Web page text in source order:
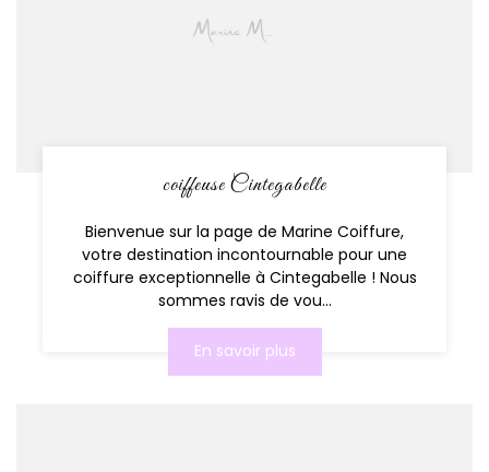
coiffeuse Cintegabelle
Bienvenue sur la page de Marine Coiffure,
votre destination incontournable pour une
coiffure exceptionnelle à Cintegabelle ! Nous
sommes ravis de vou...
En savoir plus